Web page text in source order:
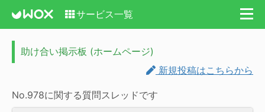
サービス一覧
助け合い掲示板 (ホームページ)
新規投稿はこちらから
No.978に関する質問スレッドです